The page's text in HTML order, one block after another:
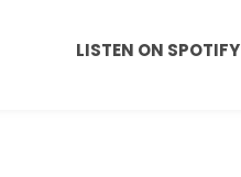
LISTEN ON SPOTIFY